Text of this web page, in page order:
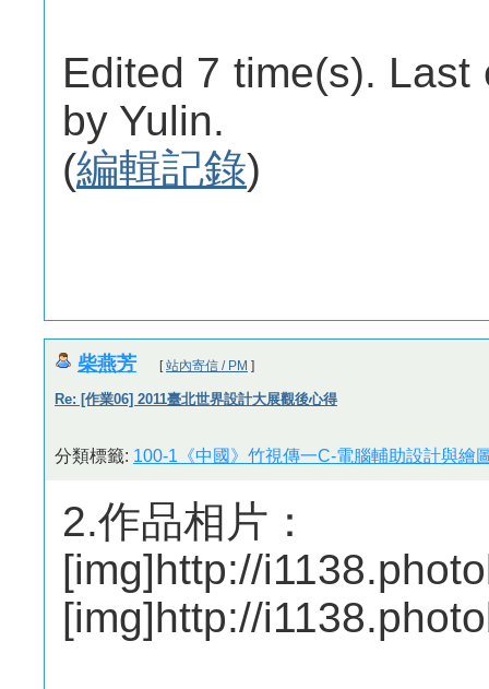
Edited 7 time(s). Last
by Yulin.
(編輯記錄)
柴燕芳 [站內寄信 / PM ]
Re: [作業06] 2011臺北世界設計大展觀後心得
分類標籤: 100-1《中國》竹視傳一C-電腦輔助設計與繪
2.作品相片：
[img]http://
[img]http://